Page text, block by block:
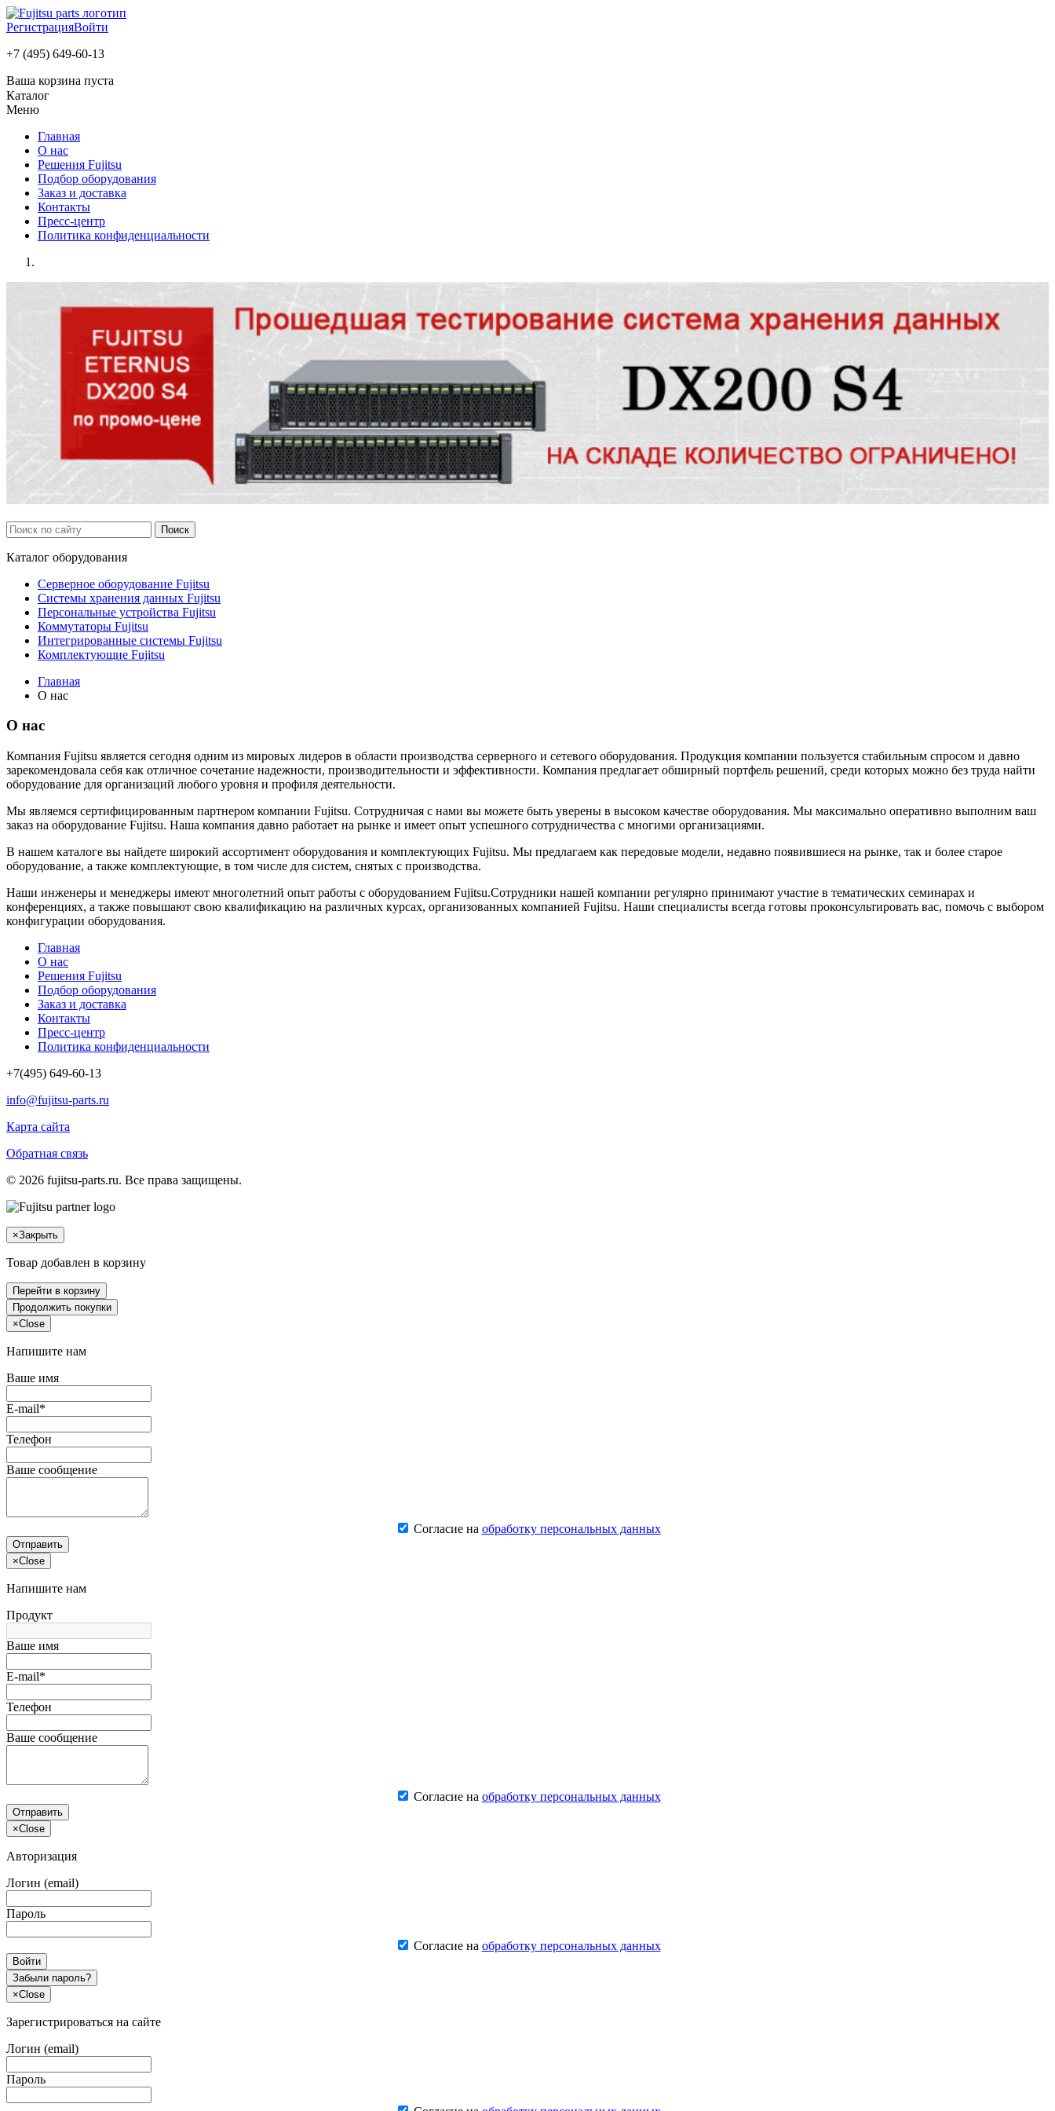
РегистрацияВойти
+7 (495) 649-60-13
Ваша корзина пуста
Каталог
Меню
Главная
О нас
Решения Fujitsu
Подбор оборудования
Заказ и доставка
Контакты
Пресс-центр
Политика конфиденциальности
Каталог оборудования
Серверное оборудование Fujitsu
Системы хранения данных Fujitsu
Персональные устройства Fujitsu
Коммутаторы Fujitsu
Интегрированные системы Fujitsu
Комплектующие Fujitsu
Главная
О нас
О нас
Компания Fujitsu является сегодня одним из мировых лидеров в области производства серверного и сетевого оборудования. Продукция компании пользуется стабильным спросом и давно
зарекомендовала себя как отличное сочетание надежности, производительности и эффективности. Компания предлагает обширный портфель решений, среди которых можно без труда найти
оборудование для организаций любого уровня и профиля деятельности.
Мы являемся сертифицированным партнером компании Fujitsu. Сотрудничая с нами вы можете быть уверены в высоком качестве оборудования. Мы максимально оперативно выполним ваш
заказ на оборудование Fujitsu. Наша компания давно работает на рынке и имеет опыт успешного сотрудничества с многими организациями.
В нашем каталоге вы найдете широкий ассортимент оборудования и комплектующих Fujitsu. Мы предлагаем как передовые модели, недавно появившиеся на рынке, так и более старое
оборудование, а также комплектующие, в том числе для систем, снятых с производства.
Наши инженеры и менеджеры имеют многолетний опыт работы с оборудованием Fujitsu.Сотрудники нашей компании регулярно принимают участие в тематических семинарах и
конференциях, а также повышают свою квалификацию на различных курсах, организованных компанией Fujitsu. Наши специалисты всегда готовы проконсультировать вас, помочь с выбором
конфигурации оборудования.
Главная
О нас
Решения Fujitsu
Подбор оборудования
Заказ и доставка
Контакты
Пресс-центр
Политика конфиденциальности
+7(495) 649-60-13
info@fujitsu-parts.ru
Карта сайта
Обратная связь
© 2026 fujitsu-parts.ru. Все права защищены.
×Закрыть
Товар добавлен в корзину
Перейти в корзину
Продолжить покупки
×Close
Напишите нам
Ваше имя
E-mail*
Телефон
Ваше сообщение
Согласие на обработку персональных данных
Отправить
×Close
Напишите нам
Продукт
Ваше имя
E-mail*
Телефон
Ваше сообщение
Согласие на обработку персональных данных
Отправить
×Close
Авторизация
Логин (email)
Пароль
Согласие на обработку персональных данных
Войти
Забыли пароль?
×Close
Зарегистрироваться на сайте
Логин (email)
Пароль